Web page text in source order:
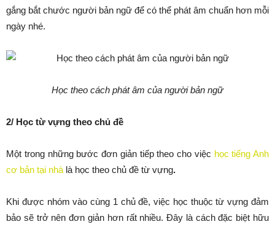
gắng bắt chước người bản ngữ để có thể phát âm chuẩn hơn mỗi
ngày nhé.
Học theo cách phát âm của người bản ngữ
2/ Học từ vựng theo chủ đề
Một trong những bước đơn giản tiếp theo cho việc học tiếng Anh
cơ bản tại nhà là học theo chủ đề từ vựng.
Khi được nhóm vào cùng 1 chủ đề, việc học thuộc từ vựng đảm
bảo sẽ trở nên đơn giản hơn rất nhiều. Đây là cách đặc biệt hữu